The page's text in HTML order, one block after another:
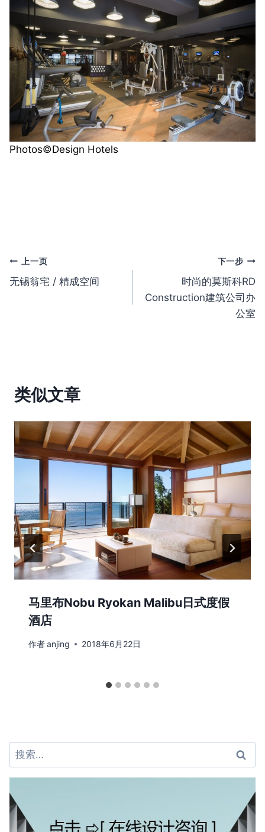
Photos©️Design Hotels
文
章
上一页
无锡翁宅 / 精成空间
下一步
时尚的莫斯科RD
Construction建筑公司办
公室
类似文章
马里布Nobu Ryokan Malibu日式度假
酒店
作者anjing 2018年6月22日
搜
索：